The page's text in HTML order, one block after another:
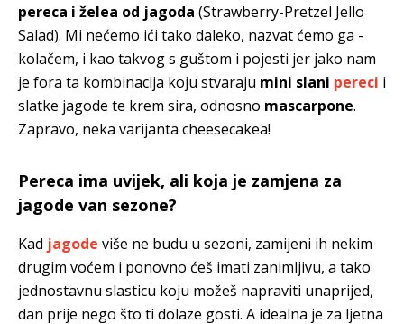
pereca i želea od jagoda (Strawberry-Pretzel Jello
Salad). Mi nećemo ići tako daleko, nazvat ćemo ga -
kolačem, i kao takvog s guštom i pojesti jer jako nam
je fora ta kombinacija koju stvaraju mini slani pereci i
slatke jagode te krem sira, odnosno mascarpone.
Zapravo, neka varijanta cheesecakea!
Pereca ima uvijek, ali koja je zamjena za
jagode van sezone?
Kad jagode više ne budu u sezoni, zamijeni ih nekim
drugim voćem i ponovno ćeš imati zanimljivu, a tako
jednostavnu slasticu koju možeš napraviti unaprijed,
dan prije nego što ti dolaze gosti. A idealna je za ljetna